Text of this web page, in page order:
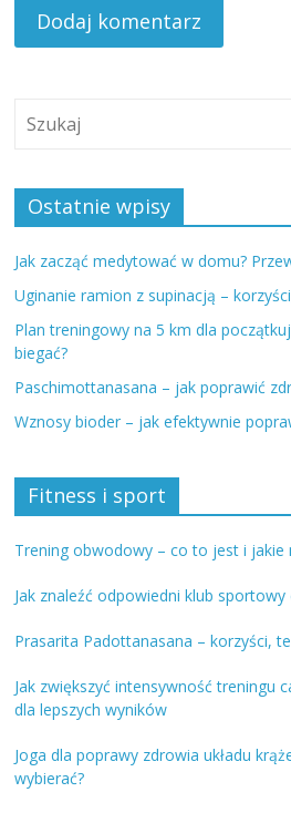
Ostatnie wpisy
Jak zacząć medytować w domu?
Uginanie ramion z supinacją –
Plan treningowy na 5 km dla
biegać?
Paschimottanasana – jak poprawić
Wznosy bioder – jak efektywnie
Fitness i sport
Trening obwodowy – co to jest i jakie
Jak znaleźć odpowiedni klub
Prasarita Padottanasana – korzyści,
Jak zwiększyć intensywność treningu
dla lepszych wyników
Joga dla poprawy zdrowia układu
wybierać?